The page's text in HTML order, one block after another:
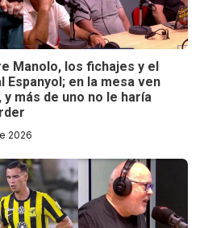
Manolo, los fichajes y el
Espanyol; en la mesa ven
más de uno no le haría
2026